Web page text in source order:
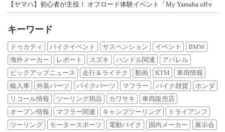
【ヤマハ】初心者が主役！ オフロード体験イベント「My Yamaha off-r
キーワード
ドゥカティ バイクイベント サスペンション イベント
BMW
海外メーカー
レポート スズキ ハンドル関連
アパレル
ピックアップニュース
走行＆ライテク 動画 KTM
車両情報
輸入車
外装パーツ バイクパーツ マフラー バイク雑貨
ホンダ
リコール情報
ツーリング用品 カワサキ
車両販売店
オープン情報
マフラー関連 キャンプツーリング
トライアンフ
ツーリング
モータースポーツ 電動バイク 国内メーカー 展示会